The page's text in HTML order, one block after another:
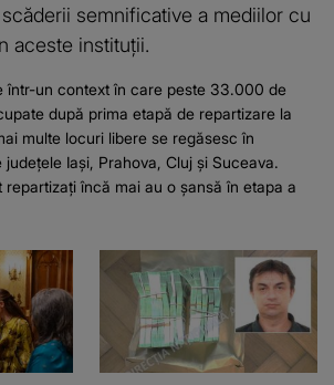
semnificative a mediilor cu
aceste instituții.
într-un context în care peste 33.000 de
după prima etapă de repartizare la
multe locuri libere se regăsesc în
Iași, Prahova, Cluj și Suceava.
repartizați încă mai au o șansă în etapa a